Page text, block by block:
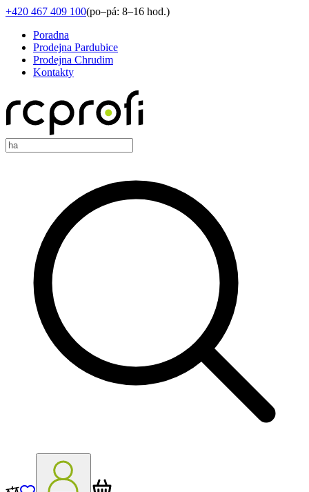
+420 467 409 100(po–pá: 8–16 hod.)
Poradna
Prodejna Pardubice
Prodejna Chrudim
Kontakty